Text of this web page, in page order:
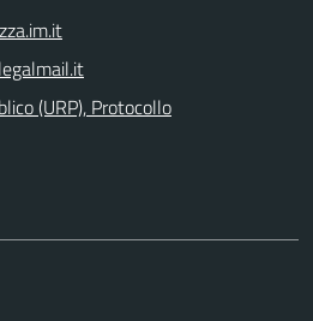
(URP), Protocollo